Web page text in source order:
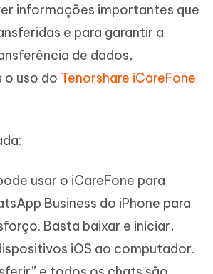
informações importantes que
e para garantir a
de dados,
o uso do Tenorshare iCareFone
usar o iCareFone para
Business do iPhone para
Basta baixar e iniciar,
iOS ao computador.